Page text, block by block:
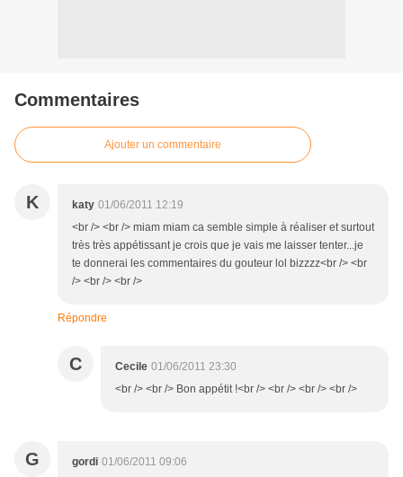
Commentaires
Ajouter un commentaire
K katy 01/06/2011 12:19
<br /> <br /> miam miam ca semble simple à réaliser et surtout
très très appétissant je crois que je vais me laisser tenter...je
te donnerai les commentaires du gouteur lol bizzzz<br /> <br
/> <br /> <br />
Répondre
C Cecile 01/06/2011 23:30
<br /> <br /> Bon appétit !<br /> <br /> <br /> <br />
G gordi 01/06/2011 09:06